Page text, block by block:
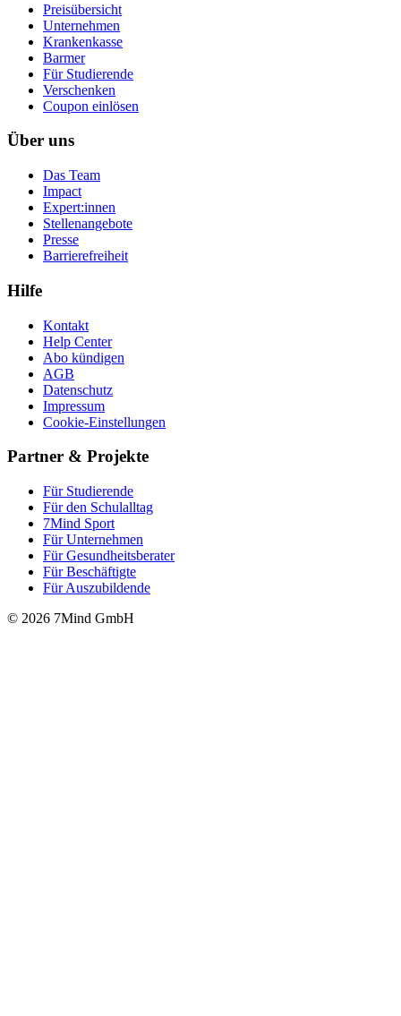
Preisübersicht
Unternehmen
Krankenkasse
Barmer
Für Studierende
Ver­schen­ken
Coupon einlösen
Über uns
Das Team
Impact
Expert:innen
Stellenangebote
Presse
Barrierefreiheit
Hilfe
Kontakt
Help Center
Abo kündigen
AGB
Datenschutz
Impressum
Cookie-Einstellungen
Partner & Projekte
Für Stu­die­rende
Für den Schulalltag
7Mind Sport
Für Unter­neh­men
Für Gesund­heits­be­ra­ter
Für Beschäftigte
Für Auszubildende
© 2026 7Mind GmbH